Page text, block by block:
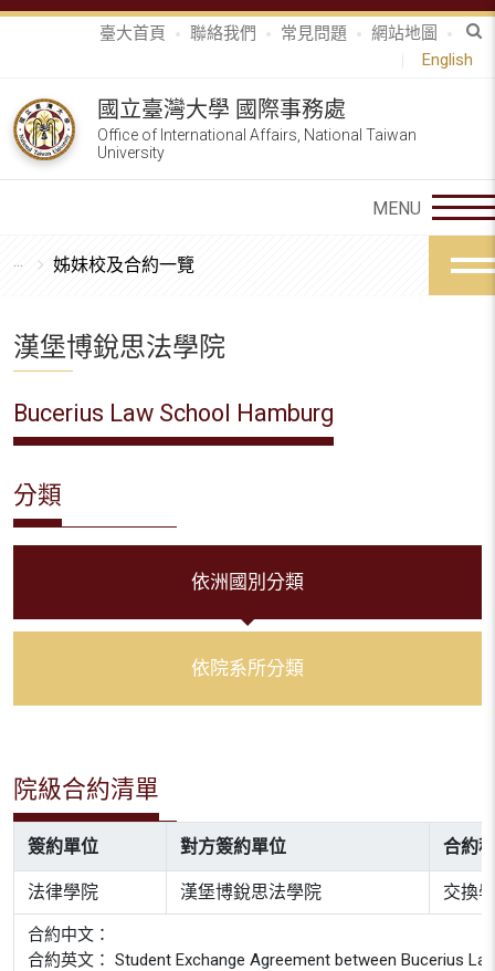
臺大首頁 聯絡我們 常見問題
網站地圖
English
國立臺灣大學 國際事務處
Office of International Affairs, National Taiwan
University
姊妹校及合約一覽
漢堡博銳思法學院
Bucerius Law School Hamburg
分類
依洲國別分類
依院系所分類
院級合約清單
簽約單位 對方簽約單位 合約
法律學院 漢堡博銳思法學院 交換
合約中文：
合約英文： Student Exchange Agreement between Bucerius